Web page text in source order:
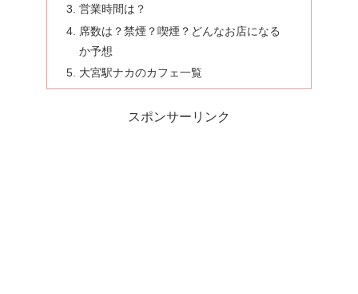
営業時間は？
席数は？禁煙？喫煙？どんなお店になる
か予想
大宮駅ナカのカフェ一覧
スポンサーリンク